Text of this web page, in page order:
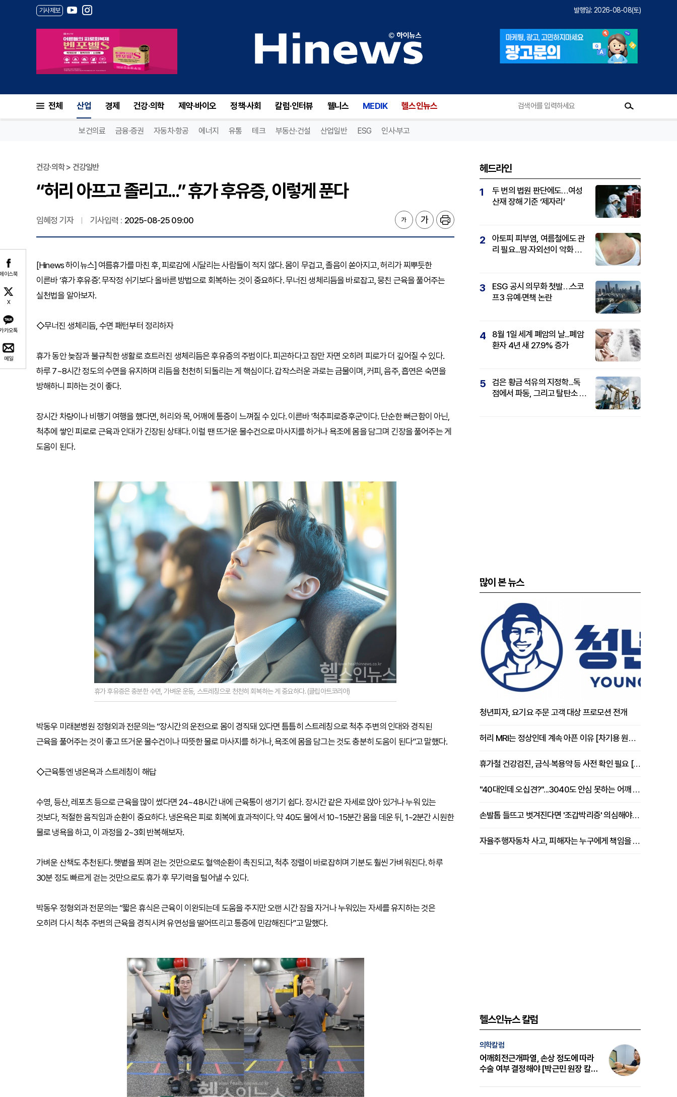
기사제보 발행일: 2026-08-08(토)
전체 산업 경제 건강·의학 제약·바이오 정책·사회 칼럼·인터뷰 웰니스 MEDIK 헬스인뉴스
보건의료 금융·증권 자동차·항공 에너지 유통 테크 부동산·건설 산업일반 ESG 인사·부고
이스북
X
카오톡
메일
건강·의학 > 건강일반
“허리 아프고 졸리고...” 휴가 후유증, 이렇게 푼다
임혜정 기자 기사입력 : 2025-08-25 09:00
[Hinews 하이뉴스] 여름휴가를 마친 후, 피로감에 시달리는 사람들이 적지 않다. 몸이 무겁고, 졸음이 쏟아지고, 허리가 찌뿌듯한
이른바 ‘휴가 후유증’. 무작정 쉬기보다 올바른 방법으로 회복하는 것이 중요하다. 무너진 생체리듬을 바로잡고, 뭉친 근육을 풀어주는
실천법을 알아보자.
◇무너진 생체리듬, 수면 패턴부터 정리하자
휴가 동안 늦잠과 불규칙한 생활로 흐트러진 생체리듬은 후유증의 주범이다. 피곤하다고 잠만 자면 오히려 피로가 더 깊어질 수 있다.
하루 7~8시간 정도의 수면을 유지하며 리듬을 천천히 되돌리는 게 핵심이다. 갑작스러운 과로는 금물이며, 커피, 음주, 흡연은 숙면을
방해하니 피하는 것이 좋다.
장시간 차량이나 비행기 여행을 했다면, 허리와 목, 어깨에 통증이 느껴질 수 있다. 이른바 '척추피로증후군'이다. 단순한 뻐근함이 아닌,
척추에 쌓인 피로로 근육과 인대가 긴장된 상태다. 이럴 땐 뜨거운 물수건으로 마사지를 하거나 욕조에 몸을 담그며 긴장을 풀어주는 게
도움이 된다.
휴가 후유증은 충분한 수면, 가벼운 운동, 스트레칭으로 천천히 회복하는 게 중요하다. (클립아트코리아)
박동우 미래본병원 정형외과 전문의는 “장시간의 운전으로 몸이 경직돼 있다면 틈틈히 스트레칭으로 척추 주변의 인대와 경직된
근육을 풀어주는 것이 좋고 뜨거운 물수건이나 따뜻한 물로 마사지를 하거나, 욕조에 몸을 담그는 것도 충분히 도움이 된다”고 말했다.
◇근육통엔 냉온욕과 스트레칭이 해답
수영, 등산, 레포츠 등으로 근육을 많이 썼다면 24~48시간 내에 근육통이 생기기 쉽다. 장시간 같은 자세로 앉아 있거나 누워 있는
것보다, 적절한 움직임과 순환이 중요하다. 냉온욕은 피로 회복에 효과적이다. 약 40도 물에서 10~15분간 몸을 데운 뒤, 1~2분간 시원한
물로 냉욕을 하고, 이 과정을 2~3회 반복해보자.
가벼운 산책도 추천된다. 햇볕을 쬐며 걷는 것만으로도 혈액순환이 촉진되고, 척추 정렬이 바로잡히며 기분도 훨씬 가벼워진다. 하루
30분 정도 빠르게 걷는 것만으로도 휴가 후 무기력을 털어낼 수 있다.
박동우 정형외과 전문의는 “짧은 휴식은 근육이 이완되는데 도움을 주지만 오랜 시간 잠을 자거나 누워있는 자세를 유지하는 것은
오히려 다시 척추 주변의 근육을 경직시켜 유연성을 떨어뜨리고 통증에 민감해진다”고 말했다.
헤드라인
1
두 번의 법원 판단에도…여성
산재 장해 기준 ‘제자리’
2
아토피 피부염, 여름철에도 관
리 필요...땀·자외선이 악화 요
3
ESG 공시 의무화 첫발…스코
프3 유예·면책 논란
4
8월 1일 세계 폐암의 날...폐암
환자 4년 새 27.9% 증가
5
검은 황금 석유의 지정학...독
점에서 파동, 그리고 탈탄소 패
많이 본 뉴스
청년피자, 요기요 주문 고객 대상 프로모션 전개
허리 MRI는 정상인데 계속 아픈 이유 [차기용 원장 칼럼]
휴가철 건강검진, 금식·복용약 등 사전 확인 필요 [정도감 원장 칼럼]
"40대인데 오십견?"...3040도 안심 못하는 어깨 유착성 관절낭염
손발톱 들뜨고 벗겨진다면 '조갑박리증' 의심해야 [김철윤 원장 칼럼]
자율주행자동차 사고, 피해자는 누구에게 책임을 물을 수 있을까
헬스인뉴스 칼럼
의학칼럼
어깨회전근개파열, 손상 정도에 따라
수술 여부 결정해야 [박근민 원장 칼